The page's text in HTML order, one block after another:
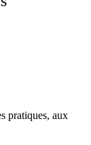
pratiques, aux